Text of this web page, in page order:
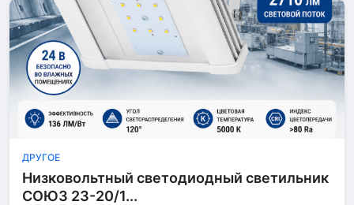
ДРУГОЕ
Низковольтный светодиодный светильник
СОЮЗ 23-20/1...